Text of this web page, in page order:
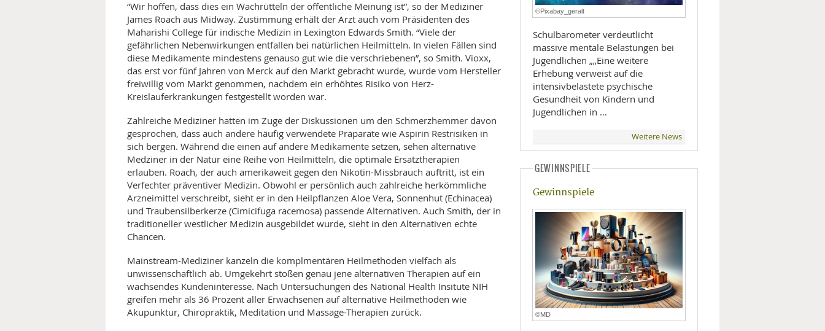
NATURHEILKUNDE
MEDIZINISCHE FACHBEGRIFFE
MUND UND ZÄHNE
PRÄVENTION UND ALTER
VITAMINE UND MINERALSTOFFE
WISSENSCHAFT UND FORSCHUNG
LIFESTYLE
MOBILITÄT
“Wir hoffen, dass dies ein Wachrütteln der öffentliche Meinung ist”, so der Mediziner
James Roach aus Midway. Zustimmung erhält der Arzt auch vom Präsidenten des
Maharishi College für indische Medizin in Lexington Edwards Smith. “Viele der
gefährlichen Nebenwirkungen entfallen bei natürlichen Heilmitteln. In vielen Fällen sind
diese Medikamente mindestens genauso gut wie die verschriebenen”, so Smith. Vioxx,
das erst vor fünf Jahren von Merck auf den Markt gebracht wurde, wurde vom Hersteller
freiwillig vom Markt genommen, nachdem ein erhöhtes Risiko von Herz-
Kreislauferkrankungen festgestellt worden war.
Zahlreiche Mediziner hatten im Zuge der Diskussionen um den Schmerzhemmer davon
gesprochen, dass auch andere häufig verwendete Präparate wie Aspirin Restrisiken in
sich bergen. Während die einen auf andere Medikamente setzen, sehen alternative
Medziner in der Natur eine Reihe von Heilmitteln, die optimale Ersatztherapien
erlauben. Roach, der auch amerikaweit gegen den Nikotin-Missbrauch auftritt, ist ein
Verfechter präventiver Medizin. Obwohl er persönlich auch zahlreiche herkömmliche
Arzneimittel verschreibt, sieht er in den Heilpflanzen Aloe Vera, Sonnenhut (Echinacea)
und Traubensilberkerze (Cimicifuga racemosa) passende Alternativen. Auch Smith, der in
traditioneller westlicher Medizin ausgebildet wurde, sieht in den Alternativen echte
Chancen.
Mainstream-Mediziner kanzeln die komplmentären Heilmethoden vielfach als
unwissenschaftlich ab. Umgekehrt stoßen genau jene alternativen Therapien auf ein
wachsendes Kundeninteresse. Nach Untersuchungen des National Health Insitute NIH
greifen mehr als 36 Prozent aller Erwachsenen auf alternative Heilmethoden wie
Akupunktur, Chiropraktik, Meditation und Massage-Therapien zurück.
©Pixabay_geralt
Schulbarometer verdeutlicht
massive mentale Belastungen bei
Jugendlichen „„Eine weitere
Erhebung verweist auf die
intensivbelastete psychische
Gesundheit von Kindern und
Jugendlichen in …
Weitere News
GEWINNSPIELE
Gewinnspiele
©MD